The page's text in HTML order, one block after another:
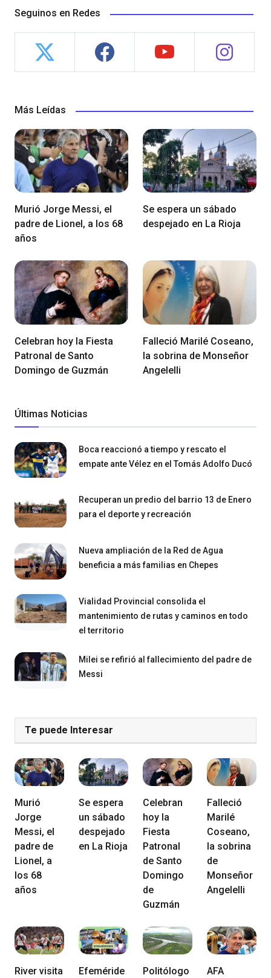
Seguinos en Redes
Más Leídas
Murió Jorge Messi, el
padre de Lionel, a los 68
años
Se espera un sábado
despejado en La Rioja
Celebran hoy la Fiesta
Patronal de Santo
Domingo de Guzmán
Falleció Marilé Coseano,
la sobrina de Monseñor
Angelelli
Últimas Noticias
Boca reaccionó a tiempo y rescato el
empate ante Vélez en el Tomás Adolfo Ducó
Recuperan un predio del barrio 13 de Enero
para el deporte y recreación
Nueva ampliación de la Red de Agua
beneficia a más familias en Chepes
Vialidad Provincial consolida el
mantenimiento de rutas y caminos en todo
el territorio
Milei se refirió al fallecimiento del padre de
Messi
Te puede Interesar
Murió
Jorge
Messi, el
padre de
Lionel, a
los 68
años
Se espera
un sábado
despejado
en La Rioja
Celebran
hoy la
Fiesta
Patronal
de Santo
Domingo
de
Guzmán
Falleció
Marilé
Coseano,
la sobrina
de
Monseñor
Angelelli
River visita Efeméride Politólogo AFA